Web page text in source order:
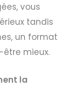
vous
tandis
un format
mieux.
la